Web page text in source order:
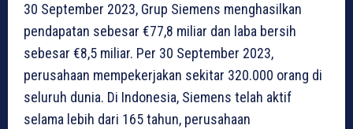
30 September 2023, Grup Siemens menghasilkan
pendapatan sebesar €77,8 miliar dan laba bersih
sebesar €8,5 miliar. Per 30 September 2023,
perusahaan mempekerjakan sekitar 320.000 orang di
seluruh dunia. Di Indonesia, Siemens telah aktif
selama lebih dari 165 tahun, perusahaan